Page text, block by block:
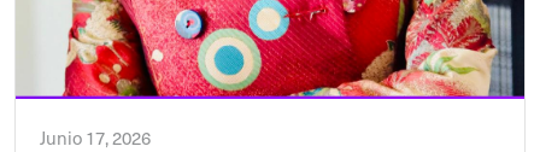
Junio 17, 2026